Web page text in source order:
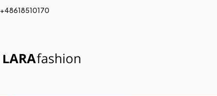
+48618510170